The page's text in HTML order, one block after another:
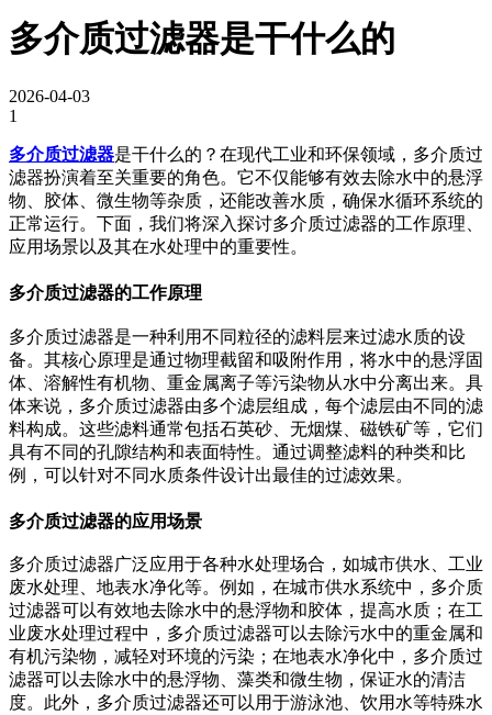
多介质过滤器是干什么的
2026-04-03
1
多介质过滤器是干什么的？在现代工业和环保领域，多介质过
滤器扮演着至关重要的角色。它不仅能够有效去除水中的悬浮
物、胶体、微生物等杂质，还能改善水质，确保水循环系统的
正常运行。下面，我们将深入探讨多介质过滤器的工作原理、
应用场景以及其在水处理中的重要性。
多介质过滤器的工作原理
多介质过滤器是一种利用不同粒径的滤料层来过滤水质的设
备。其核心原理是通过物理截留和吸附作用，将水中的悬浮固
体、溶解性有机物、重金属离子等污染物从水中分离出来。具
体来说，多介质过滤器由多个滤层组成，每个滤层由不同的滤
料构成。这些滤料通常包括石英砂、无烟煤、磁铁矿等，它们
具有不同的孔隙结构和表面特性。通过调整滤料的种类和比
例，可以针对不同水质条件设计出最佳的过滤效果。
多介质过滤器的应用场景
多介质过滤器广泛应用于各种水处理场合，如城市供水、工业
废水处理、地表水净化等。例如，在城市供水系统中，多介质
过滤器可以有效地去除水中的悬浮物和胶体，提高水质；在工
业废水处理过程中，多介质过滤器可以去除污水中的重金属和
有机污染物，减轻对环境的污染；在地表水净化中，多介质过
滤器可以去除水中的悬浮物、藻类和微生物，保证水的清洁
度。此外，多介质过滤器还可以用于游泳池、饮用水等特殊水